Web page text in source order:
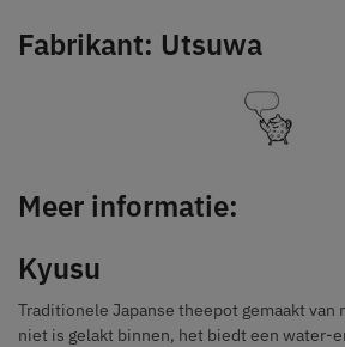
Fabrikant: Utsuwa
Meer informatie:
Kyusu
Traditionele Japanse theepot gemaakt
niet is gelakt binnen, het biedt een water-